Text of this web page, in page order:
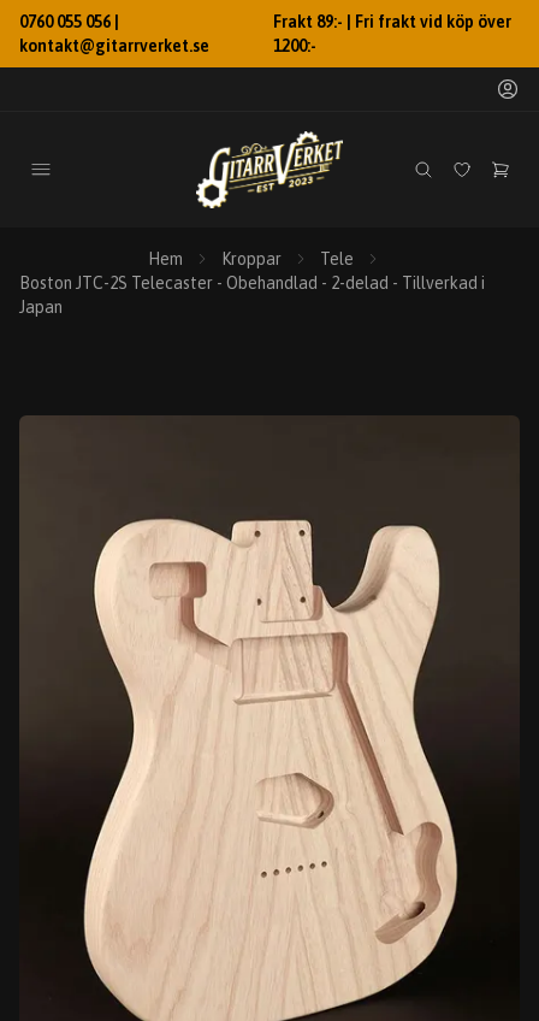
0760 055 056 |
kontakt@gitarrverket.se
Frakt 89:- | Fri frakt vid köp över
1200:-
Hem Kroppar
Tele
Boston JTC-2S Telecaster - Obehandlad - 2-delad - Tillverkad i
Japan